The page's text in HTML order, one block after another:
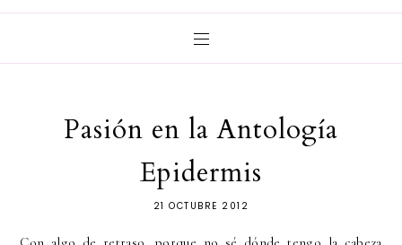
Pasión en la Antología
Epidermis
21 OCTUBRE 2012